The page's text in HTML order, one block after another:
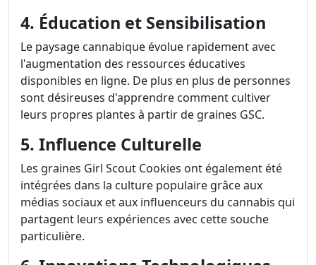
4. Éducation et Sensibilisation
Le paysage cannabique évolue rapidement avec
l'augmentation des ressources éducatives
disponibles en ligne. De plus en plus de personnes
sont désireuses d'apprendre comment cultiver
leurs propres plantes à partir de graines GSC.
5. Influence Culturelle
Les graines Girl Scout Cookies ont également été
intégrées dans la culture populaire grâce aux
médias sociaux et aux influenceurs du cannabis qui
partagent leurs expériences avec cette souche
particulière.